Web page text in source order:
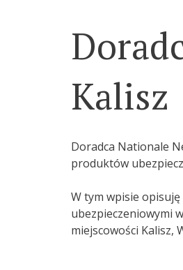
Kalisz
Doradca Nationale
produktów
W tym wpisie
ubezpieczeniowymi
miejscowości Kalisz,